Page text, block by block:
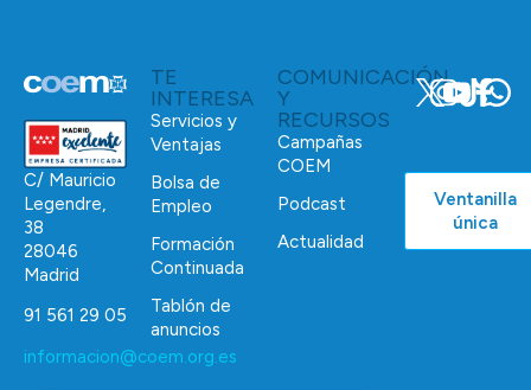
C/ Mauricio
Legendre,
38
28046
Madrid
91 561 29 05
informacion@coem.org.es
TE
INTERESA
Servicios y
Ventajas
Bolsa de
Empleo
Formación
Continuada
Tablón de
anuncios
COMUNICACIÓN
Y
RECURSOS
Campañas
COEM
Podcast
Actualidad
Ventanilla
única